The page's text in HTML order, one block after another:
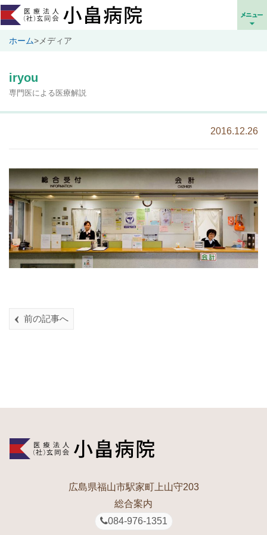
ホーム> メディア
iryou
専門医による医療解説
2016.12.26
前の記事へ
広島県福山市駅家町上山守203
総合案内
084-976-1351